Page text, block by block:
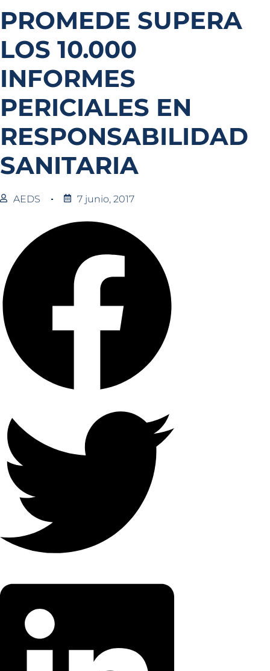
PROMEDE SUPERA
LOS 10.000
INFORMES
PERICIALES EN
RESPONSABILIDAD
SANITARIA
AEDS 7 junio, 2017